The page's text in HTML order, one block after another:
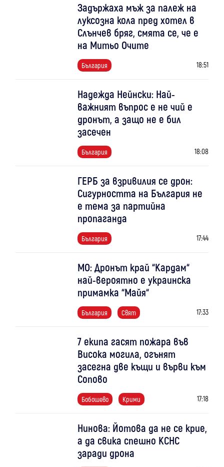
Задържаха мъж за палеж на
луксозна кола пред хотел в
Слънчев бряг, смята се, че е
на Митьо Очите
България 18:51
Надежда Нейнски: Най-
важният въпрос е не чий е
дронът, а защо не е бил
засечен
България 18:08
ГЕРБ за взривилия се дрон:
Сигурността на България не
е тема за партийна
пропаганда
България 17:44
МО: Дронът край “Кардам“
най-вероятно е украинска
примамка “Майя“
България Свят 17:33
7 екипа гасят пожара във
Висока могила, огънят
засегна две къщи и върви към
Сопово
Бобошево Крими 17:18
Нинова: Йотова да не се крие,
а да свика спешно КСНС
заради дрона